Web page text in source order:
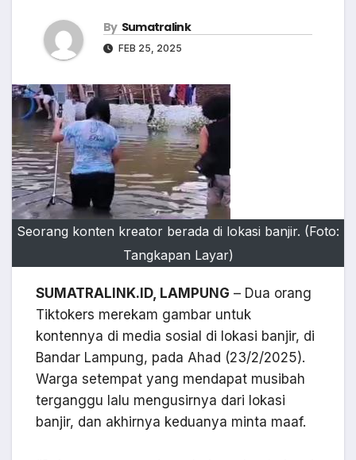
By Sumatralink
FEB 25, 2025
Seorang konten kreator berada di lokasi banjir. (Foto:
Tangkapan Layar)
SUMATRALINK.ID, LAMPUNG – Dua orang
Tiktokers merekam gambar untuk
kontennya di media sosial di lokasi banjir, di
Bandar Lampung, pada Ahad (23/2/2025).
Warga setempat yang mendapat musibah
terganggu lalu mengusirnya dari lokasi
banjir, dan akhirnya keduanya minta maaf.